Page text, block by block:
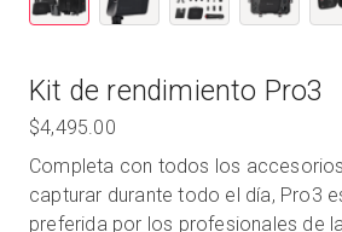
Kit de rendimiento Pro3
$4,495.00
Completa con todos los
capturar durante todo el día, Pro3
preferida por los profesionales de